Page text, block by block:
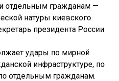
отдельным гражданам —
натуры киевского
президента России
удары по мирной
инфраструктуре, по
отдельным гражданам.